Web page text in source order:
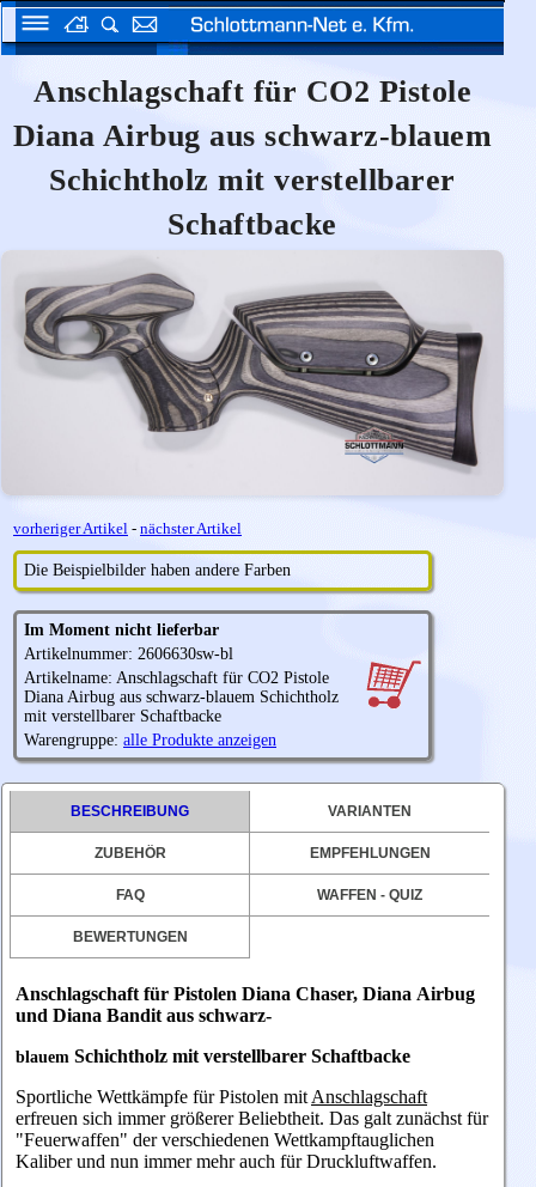
Anschlagschaft für CO2 Pistole
Diana Airbug aus schwarz-blauem
Schichtholz mit verstellbarer
Schaftbacke
vorheriger Artikel - nächster Artikel
Die Beispielbilder haben andere Farben
Im Moment nicht lieferbar
Artikelnummer: 2606630sw-bl
Artikelname: Anschlagschaft für CO2 Pistole
Diana Airbug aus schwarz-blauem Schichtholz
mit verstellbarer Schaftbacke
Warengruppe: alle Produkte anzeigen
BESCHREIBUNG VARIANTEN
ZUBEHÖR EMPFEHLUNGEN
FAQ WAFFEN - QUIZ
BEWERTUNGEN
Anschlagschaft für Pistolen Diana Chaser, Diana Airbug
und Diana Bandit aus schwarz-
blauem Schichtholz mit verstellbarer Schaftbacke
Sportliche Wettkämpfe für Pistolen mitAnschlagschaft
erfreuen sich immer größerer Beliebtheit. Das galt zunächst für
"Feuerwaffen" der verschiedenen Wettkampftauglichen
Kaliber und nun immer mehr auch für Druckluftwaffen.